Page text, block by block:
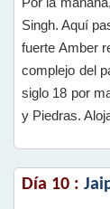
Singh. Aquí
fuerte Amber
complejo del
siglo 18 por
y Piedras.
Día 10 :